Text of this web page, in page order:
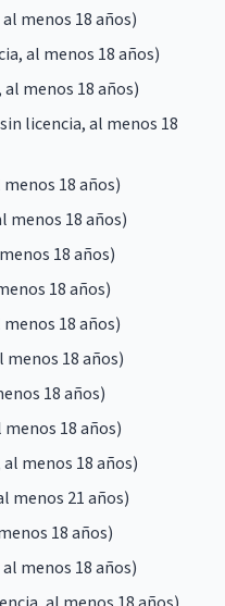
menos 18 años)
al menos 18 años)
menos 18 años)
licencia, al menos 18
18 años)
menos 18 años)
18 años)
18 años)
18 años)
18 años)
18 años)
18 años)
menos 18 años)
menos 21 años)
18 años)
menos 18 años)